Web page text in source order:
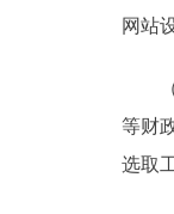
网站
等财
选取